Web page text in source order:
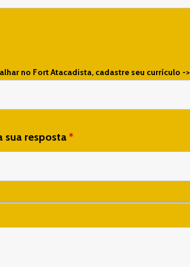
no Fort Atacadista, cadastre seu currículo ->
sua resposta*